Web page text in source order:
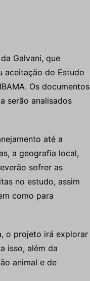
Galvani, que
aceitação do Estudo
Os documentos
serão analisados
até a
a geografia local,
sofrer as
no estudo, assim
como para
o projeto irá explorar
isso, além da
animal e de